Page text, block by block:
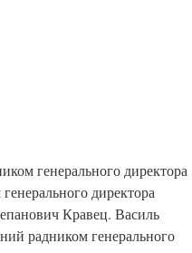
генерального директора
директора
Кравец. Василь
радником генерального